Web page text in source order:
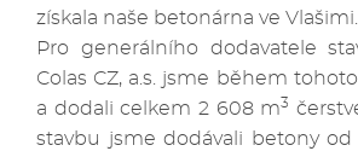
získala naše betonárna ve Vlašimi.
Pro generálního dodavatele
Colas CZ, a.s. jsme během
a dodali celkem 2 608 m3
stavbu jsme dodávali betony od